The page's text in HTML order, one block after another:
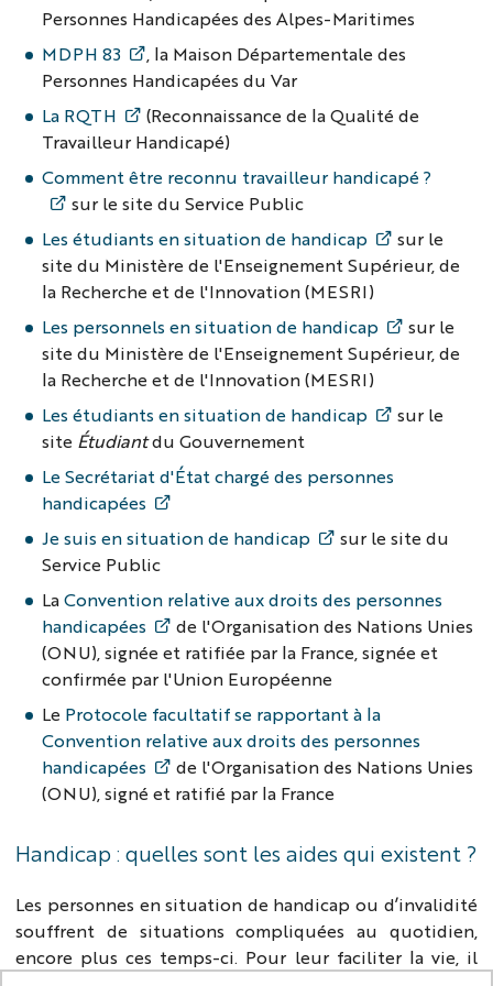
Personnes Handicapées des Alpes-Maritimes
MDPH 83
, la Maison Départementale des
Personnes Handicapées du Var
La RQTH
(Reconnaissance de la Qualité de
Travailleur Handicapé)
Comment être reconnu travailleur handicapé ?
sur le site du Service Public
Les étudiants en situation de handicap
sur le
site du Ministère de l'Enseignement Supérieur, de
la Recherche et de l'Innovation (MESRI)
Les personnels en situation de handicap
sur le
site du Ministère de l'Enseignement Supérieur, de
la Recherche et de l'Innovation (MESRI)
Les étudiants en situation de handicap
sur le
site Étudiantdu Gouvernement
Le Secrétariat d'État chargé des personnes
handicapées
Je suis en situation de handicap
sur le site du
Service Public
LaConvention relative aux droits des personnes
handicapées
de l'Organisation des Nations Unies
(ONU), signée et ratifiée par la France, signée et
confirmée par l'Union Européenne
Le Protocole facultatif se rapportant à la
Convention relative aux droits des personnes
handicapées
de l'Organisation des Nations Unies
(ONU), signé et ratifié par la France
Handicap : quelles sont les aides qui existent ?
Les personnes en situation de handicap ou d’invalidité
souffrent de situations compliquées au quotidien,
encore plus ces temps-ci. Pour leur faciliter la vie, il